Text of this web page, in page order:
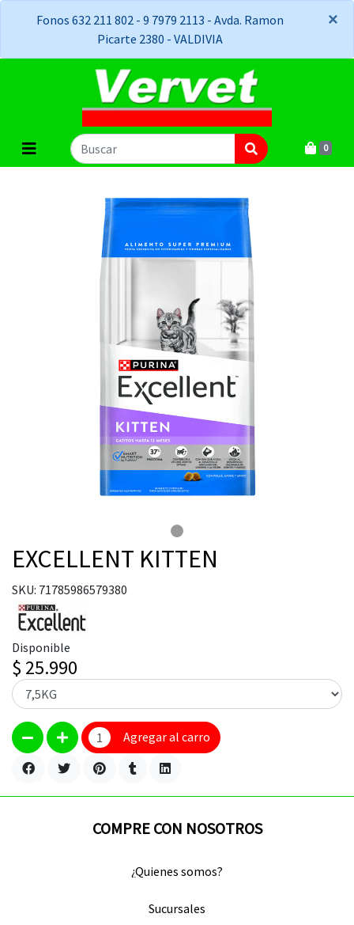
Fonos 632 211 802 - 9 7979 2113 - Avda. Ramon
Picarte 2380 - VALDIVIA
×
×
0
EXCELLENT KITTEN
SKU: 71785986579380
Disponible
$ 25.990
Agregar al carro
COMPRE CON NOSOTROS
¿Quienes somos?
Sucursales